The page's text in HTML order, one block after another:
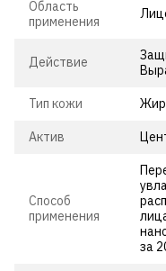
Область
применения
Действие
Тип кожи
Актив
Способ
применения
за